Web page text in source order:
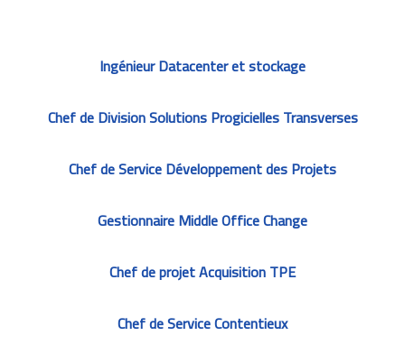
Ingénieur Datacenter et stockage
Chef de Division Solutions Progicielles Transverses
Chef de Service Développement des Projets
Gestionnaire Middle Office Change
Chef de projet Acquisition TPE
Chef de Service Contentieux